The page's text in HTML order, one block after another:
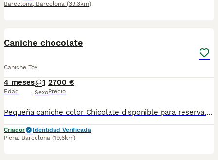
Barcelona, Barcelona (39.3km)
Caniche chocolate
Caniche Toy
4 meses
Edad
1
Sexo
2700 €
Precio
Pequeña caniche color Chicolate disponible para reserva. Centro Canino Vallbonica es mucho más que un centro de cría , es una familia comprometida con el bienestar animal y la cria responsable, por ello todos nuestros bebés nacen y se crían en nuestras instalaciones , asegurando así un correcto desarrollo y una magnífica socialización, consiguiendo en cada ejemplar un carácter juguetón y extrovertido algo primordial para su adaptación como un miembro más en tu familia . Se entregan con el carnet de vacunas con el plan correspondiente a su edad , desparasitados y microchip implantado y activado en registro de Anicom. Facilitamos junto al cachorro contrato de compra con garantías víricas de 15 días y congénitas de 1 año . Contamos con un gran equipo de profesionales entre los que se encuentran educadores, auxiliares y Veterinarios ofreciendo los controles sanitarios necesarios así como continua vigilancia asegurando su bienestar . Hacemos envíos a toda España con empresa de transporte privado, proporcionando un viaje confortable y ofreciendo las atenciones necesarias a nuestros bebés . Si estás interesado en alguno de nuestros ejemplares solicita información sin compromiso al 722269698 . También atendemos vía WhatsApp . PRECIO REAL ( incluye el IVA) . Núcleo zoológico B2501315
Criador
Identidad Verificada
Piera, Barcelona (19.6km)